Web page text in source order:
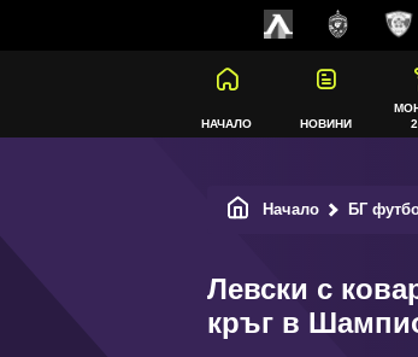
НАЧАЛО НОВИНИ
Начало БГ
Левски с
кръг в